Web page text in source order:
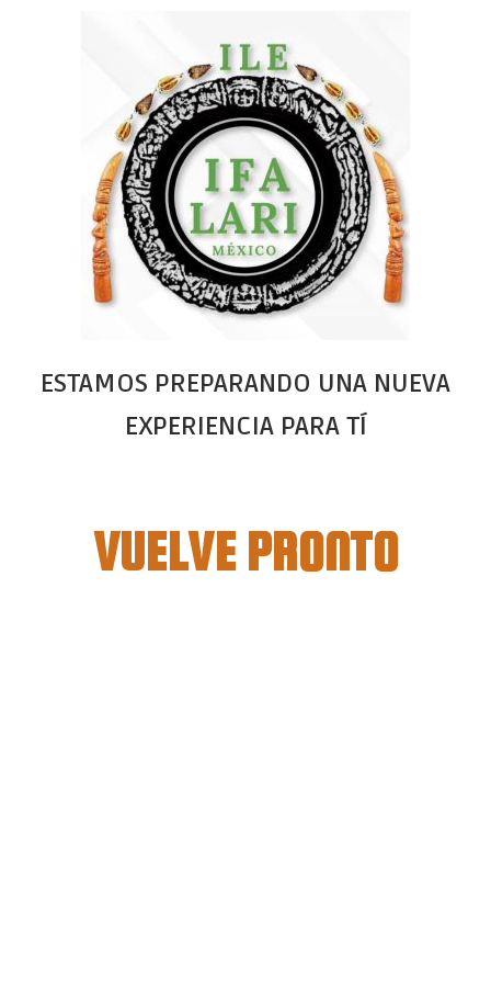
ESTAMOS PREPARANDO UNA NUEVA
EXPERIENCIA PARA TÍ
VUELVE PRONTO